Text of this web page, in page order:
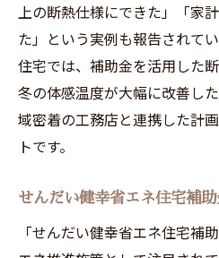
上の断熱仕様にできた」「家
た」という実例も報告されて
住宅では、補助金を活用した
冬の体感温度が大幅に改善し
域密着の工務店と連携した計
トです。
せんだい健幸省エネ住宅補
「せんだい健幸省エネ住宅補